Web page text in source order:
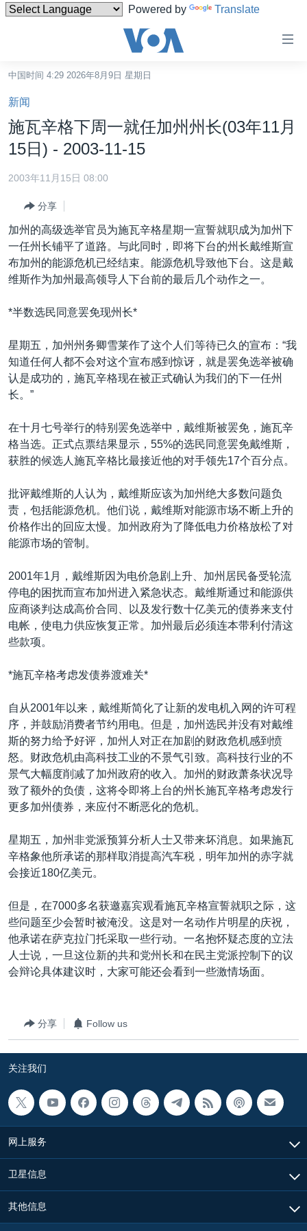
Powered by Translate
碍
链
接
跳
转
内
转
到
导
航
检
索
中国
国际
最新国际新闻
印太
中东
欧洲
美洲
全球议题
分类新闻
经济·金融·贸易
人权·法律·宗教
科教·文娱·体健
劳工
环境
美中关系
热点专题
白宫要闻
国会报道
美中关系
美国建国250周年
美国之音专访
重要讲话与声明
台海两岸关系
南中国海争端
关注西藏
GEN Z 看美国
VOA视频
VOA今日焦点
中文广播
关注我们
其他语言网站
中国时间 4:29 2026年8月9日 星期日
新闻
施瓦辛格下周一就任加州州长(03年11月
15日) - 2003-11-15
2003年11月15日 08:00
分享
加州的高级选举官员为施瓦辛格星期一宣誓就职成为加州下
一任州长铺平了道路。与此同时，即将下台的州长戴维斯宣
布加州的能源危机已经结束。能源危机导致他下台。这是戴
维斯作为加州最高领导人下台前的最后几个动作之一。
*半数选民同意罢免现州长*
星期五，加州州务卿雪莱作了这个人们等待已久的宣布：“我
知道任何人都不会对这个宣布感到惊讶，就是罢免选举被确
认是成功的，施瓦辛格现在被正式确认为我们的下一任州
长。”
在十月七号举行的特别罢免选举中，戴维斯被罢免，施瓦辛
格当选。正式点票结果显示，55%的选民同意罢免戴维斯，
获胜的候选人施瓦辛格比最接近他的对手领先17个百分点。
批评戴维斯的人认为，戴维斯应该为加州绝大多数问题负
责，包括能源危机。他们说，戴维斯对能源市场不断上升的
价格作出的回应太慢。加州政府为了降低电力价格放松了对
能源市场的管制。
2001年1月，戴维斯因为电价急剧上升、加州居民备受轮流
停电的困扰而宣布加州进入紧急状态。戴维斯通过和能源供
应商谈判达成高价合同、以及发行数十亿美元的债券来支付
电帐，使电力供应恢复正常。加州最后必须连本带利付清这
些款项。
*施瓦辛格考虑发债券渡难关*
自从2001年以来，戴维斯简化了让新的发电机入网的许可程
序，并鼓励消费者节约用电。但是，加州选民并没有对戴维
斯的努力给予好评，加州人对正在加剧的财政危机感到愤
怒。财政危机由高科技工业的不景气引致。高科技行业的不
景气大幅度削减了加州政府的收入。加州的财政萧条状况导
致了额外的负债，这将令即将上台的州长施瓦辛格考虑发行
更多加州债券，来应付不断恶化的危机。
星期五，加州非党派预算分析人士又带来坏消息。如果施瓦
辛格象他所承诺的那样取消提高汽车税，明年加州的赤字就
会接近180亿美元。
但是，在7000多名获邀嘉宾观看施瓦辛格宣誓就职之际，这
些问题至少会暂时被淹没。这是对一名动作片明星的庆祝，
他承诺在萨克拉门托采取一些行动。一名抱怀疑态度的立法
人士说，一旦这位新的共和党州长和在民主党派控制下的议
会辩论具体建议时，大家可能还会看到一些激情场面。
分享 Follow us
关注我们
网上服务
卫星信息
其他信息